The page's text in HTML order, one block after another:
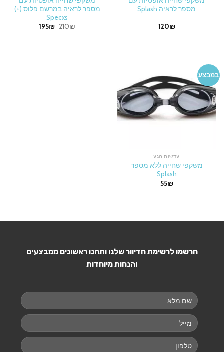
מספר לראיה Splash
120₪
מספר לראיה במרשם פלוס (+)
Specxs
210₪
Original
195₪
Current
במבצע
עדשות מגע
משקפי שחייה ללא מספר
Splash
55₪
הרשמו לרשימת הדיוור שלנו ותהנו ראשונים ממבצעים
והנחות מיוחדות